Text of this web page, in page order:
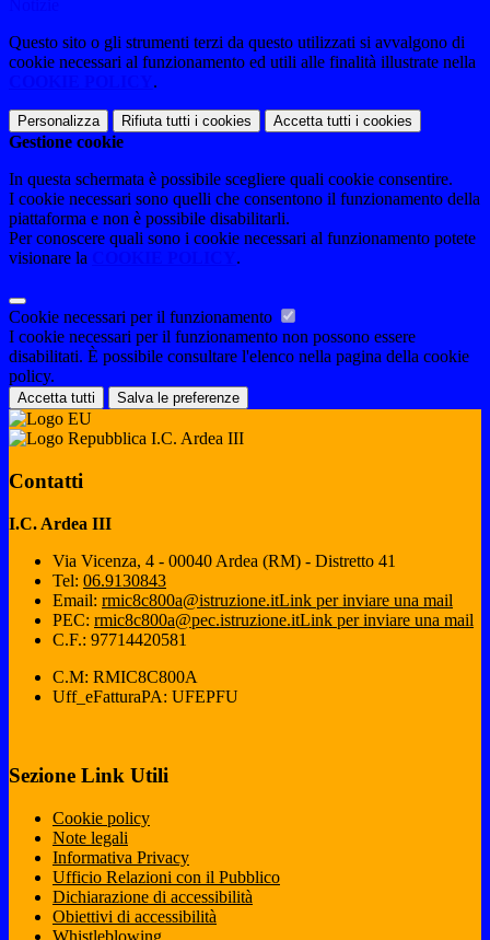
Questo sito o gli strumenti terzi da questo utilizzati si avvalgono di
cookie necessari al funzionamento ed utili alle finalità illustrate nella
.
Personalizza Rifiuta tutti i cookies Accetta tutti i cookies
Gestione cookie
In questa schermata è possibile scegliere quali cookie consentire.
I cookie necessari sono quelli che consentono il funzionamento della
piattaforma e non è possibile disabilitarli.
Per conoscere quali sono i cookie necessari al funzionamento potete
visionare la
.
Cookie necessari per il funzionamento
I cookie necessari per il funzionamento non possono essere
disabilitati. È possibile consultare l'elenco nella pagina della cookie
policy.
Accetta tutti Salva le preferenze
I.C. Ardea III
Contatti
I.C. Ardea III
Via Vicenza, 4 - 00040 Ardea (RM) - Distretto 41
Tel: 06.9130843
Email: rmic8c800a@istruzione.itLink per inviare una mail
PEC: rmic8c800a@pec.istruzione.itLink per inviare una mail
C.F.: 97714420581
C.M: RMIC8C800A
Uff_eFatturaPA: UFEPFU
Sezione Link Utili
Cookie policy
Note legali
Informativa Privacy
Ufficio Relazioni con il Pubblico
Dichiarazione di accessibilità
Obiettivi di accessibilità
Whistleblowing